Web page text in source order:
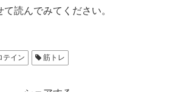
読んでみてください。
テイン 筋トレ